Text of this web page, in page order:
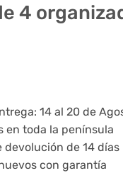
4
14 al 20 de
en toda la península
devolución de 14 días
con garantía